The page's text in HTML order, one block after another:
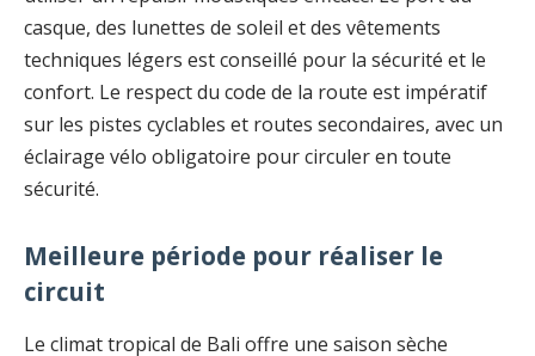
casque, des lunettes de soleil et des vêtements
techniques légers est conseillé pour la sécurité et le
confort. Le respect du code de la route est impératif
sur les pistes cyclables et routes secondaires, avec un
éclairage vélo obligatoire pour circuler en toute
sécurité.
Meilleure période pour réaliser le
circuit
Le climat tropical de Bali offre une saison sèche